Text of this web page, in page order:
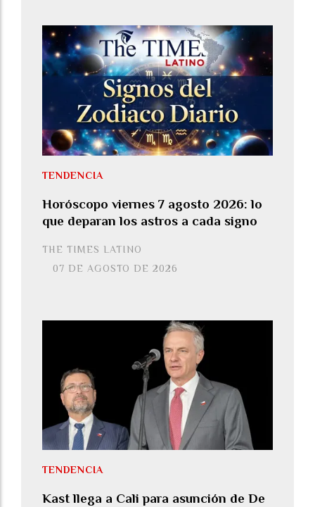
Horóscopo viernes 7 agosto 2026: lo
que deparan los astros a cada signo
THE TIMES LATINO
TENDENCIA
07 DE AGOSTO DE 2026
Kast llega a Cali para asunción de De
TENDENCIA